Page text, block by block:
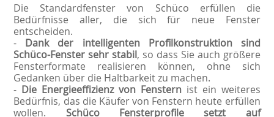
Die Standardfenster von Schüco erfüllen die
Bedürfnisse aller, die sich für neue Fenster
entscheiden.
- Dank der intelligenten Profilkonstruktion sind
Schüco-Fenster sehr stabil, so dass Sie auch größere
Fensterformate realisieren können, ohne sich
Gedanken über die Haltbarkeit zu machen.
- Die Energieeffizienz von Fensternist ein weiteres
Bedürfnis, das die Käufer von Fenstern heute erfüllen
wollen. Schüco Fensterprofile setzt auf